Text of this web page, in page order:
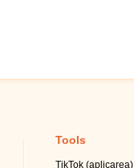
Tools
TikTok (aplicarea)